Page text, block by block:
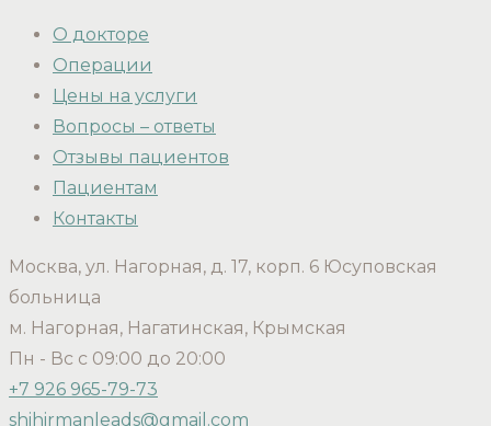
О докторе
Операции
Цены на услуги
Вопросы – ответы
Отзывы пациентов
Пациентам
Контакты
Москва, ул. Нагорная, д. 17, корп. 6 Юсуповская
больница
м. Нагорная, Нагатинская, Крымская
Пн - Вс с 09:00 до 20:00
+7 926 965-79-73
shihirmanleads@gmail.com